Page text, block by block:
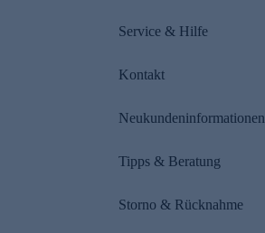
Service & Hilfe
Kontakt
Neukundeninformationen
Tipps & Beratung
Storno & Rücknahme